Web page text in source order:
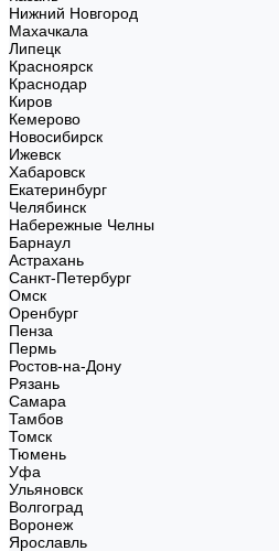
Нижний Новгород
Махачкала
Липецк
Красноярск
Краснодар
Киров
Кемерово
Новосибирск
Ижевск
Хабаровск
Екатеринбург
Челябинск
Набережные Челны
Барнаул
Астрахань
Санкт-Петербург
Омск
Оренбург
Пенза
Пермь
Ростов-на-Дону
Рязань
Самара
Тамбов
Томск
Тюмень
Уфа
Ульяновск
Волгоград
Воронеж
Ярославль